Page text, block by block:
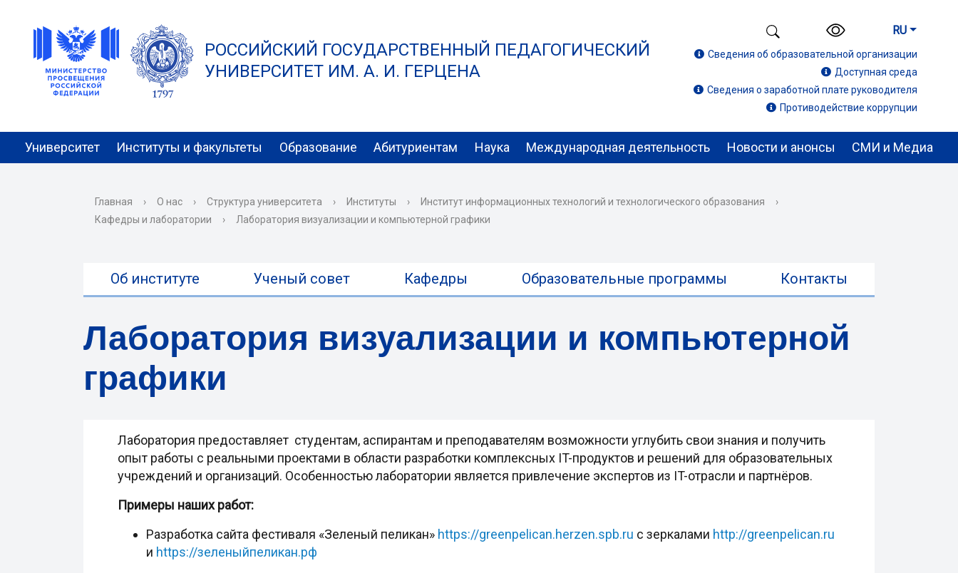
РОССИЙСКИЙ ГОСУДАРСТВЕННЫЙ ПЕДАГОГИЧЕСКИЙ
УНИВЕРСИТЕТ ИМ. А. И. ГЕРЦЕНА
RU
Сведения об образовательной организации
Доступная среда
Сведения о заработной плате руководителя
Противодействие коррупции
Университет Институты и факультеты Образование Абитуриентам Наука Международная деятельность Новости и анонсы СМИ и Медиа
Главная › О нас › Структура университета › Институты › Институт информационных технологий и технологического образования
›
Кафедры и лаборатории
› Лаборатория визуализации и компьютерной графики
Об институте Ученый совет Кафедры Образовательные программы Контакты
Лаборатория визуализации и компьютерной
графики
Лаборатория предоставляет студентам, аспирантам и преподавателям возможности углубить свои знания и получить
опыт работы с реальными проектами в области разработки комплексных IT-продуктов и решений для образовательных
учреждений и организаций. Особенностью лаборатории является привлечение экспертов из IT-отрасли и партнёров.
Примеры наших работ:
Разработка сайта фестиваля «Зеленый пеликан» https://greenpelican.herzen.spb.ru с зеркалами http://greenpelican.ru
и https://зеленыйпеликан.рф